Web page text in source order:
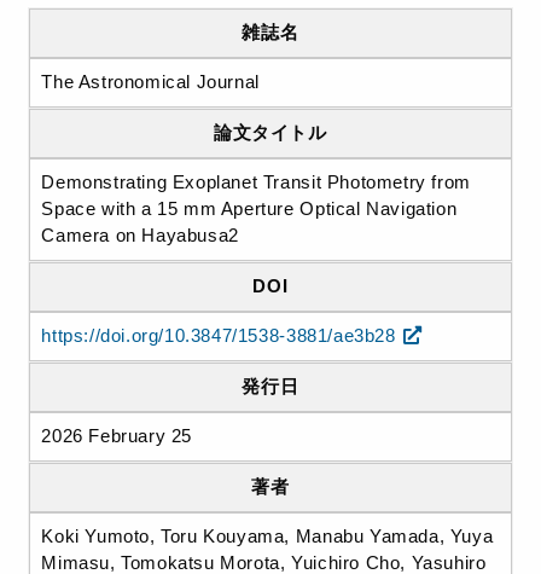
雑誌名
The Astronomical Journal
論文タイトル
Demonstrating Exoplanet Transit Photometry from
Space with a 15 mm Aperture Optical Navigation
Camera on Hayabusa2
DOI
https://doi.org/10.3847/1538-3881/ae3b28
発行日
2026 February 25
著者
Koki Yumoto, Toru Kouyama, Manabu Yamada, Yuya
Mimasu, Tomokatsu Morota, Yuichiro Cho, Yasuhiro